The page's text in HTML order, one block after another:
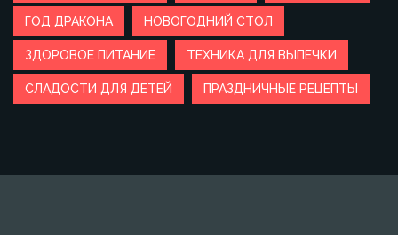
ГОД ДРАКОНА НОВОГОДНИЙ СТОЛ
ЗДОРОВОЕ ПИТАНИЕ ТЕХНИКА ДЛЯ ВЫПЕЧКИ
СЛАДОСТИ ДЛЯ ДЕТЕЙ ПРАЗДНИЧНЫЕ РЕЦЕПТЫ